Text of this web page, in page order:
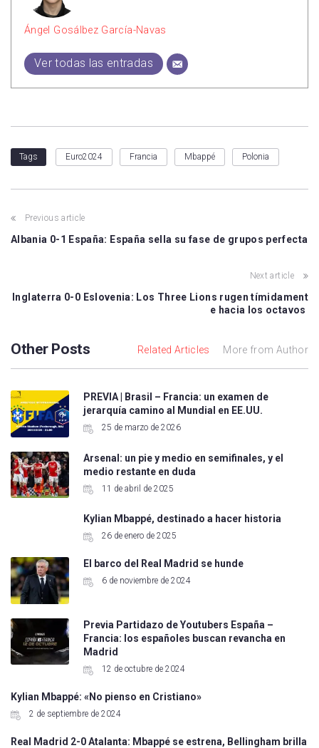
Ángel Gosálbez García-Navas
Ver todas las entradas
Tags Euro2024 Francia Mbappé Polonia
Previous article
Albania 0-1 España: España sella su fase de grupos perfecta
Next article
Inglaterra 0-0 Eslovenia: Los Three Lions rugen tímidament
e hacia los octavos
Other Posts Related Articles More from Author
PREVIA | Brasil – Francia: un examen de
jerarquía camino al Mundial en EE.UU.
25 de marzo de 2026
Arsenal: un pie y medio en semifinales, y el
medio restante en duda
11 de abril de 2025
Kylian Mbappé, destinado a hacer historia
26 de enero de 2025
El barco del Real Madrid se hunde
6 de noviembre de 2024
Previa Partidazo de Youtubers España –
Francia: los españoles buscan revancha en
Madrid
12 de octubre de 2024
Kylian Mbappé: «No pienso en Cristiano»
2 de septiembre de 2024
Real Madrid 2-0 Atalanta: Mbappé se estrena, Bellingham brilla